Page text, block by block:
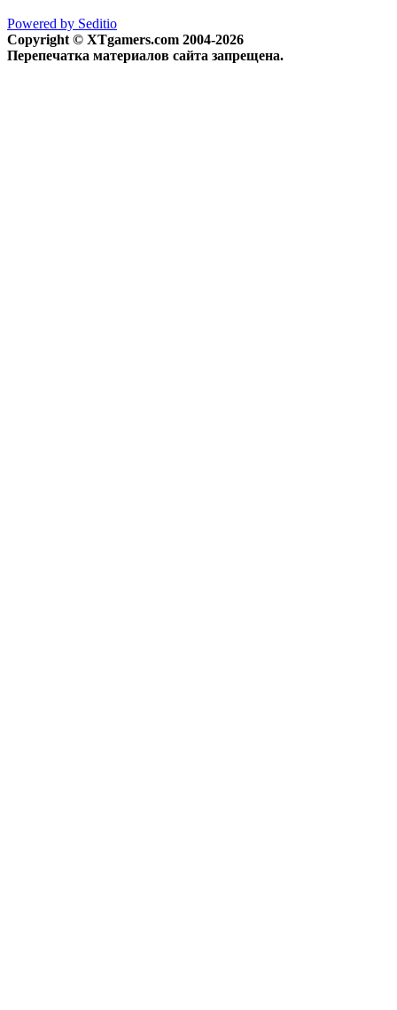
Powered by Seditio
Copyright © XTgamers.com 2004-2026
Перепечатка материалов сайта запрещена.